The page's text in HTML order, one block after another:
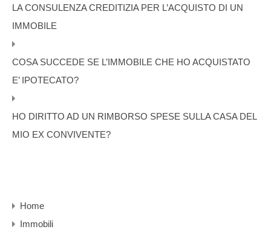
LA CONSULENZA CREDITIZIA PER L’ACQUISTO DI UN
IMMOBILE
COSA SUCCEDE SE L’IMMOBILE CHE HO ACQUISTATO
E’ IPOTECATO?
HO DIRITTO AD UN RIMBORSO SPESE SULLA CASA DEL
MIO EX CONVIVENTE?
Home
Immobili